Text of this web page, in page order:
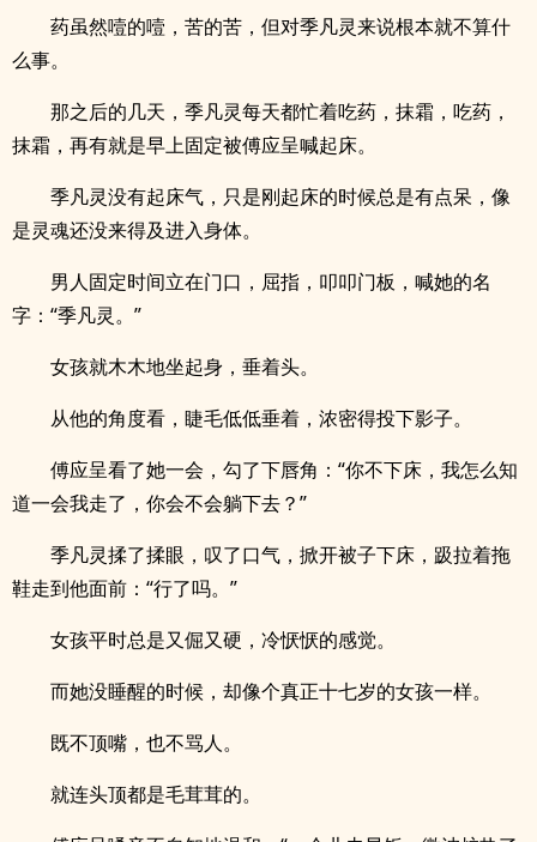
药虽然噎的噎，苦的苦，但对季凡灵来说根本就不算什
么事。
那之后的几天，季凡灵每天都忙着吃药，抹霜，吃药，
抹霜，再有就是早上固定被傅应呈喊起床。
季凡灵没有起床气，只是刚起床的时候总是有点呆，像
是灵魂还没来得及进入身体。
男人固定时间立在门口，屈指，叩叩门板，喊她的名
字：“季凡灵。”
女孩就木木地坐起身，垂着头。
从他的角度看，睫毛低低垂着，浓密得投下影子。
傅应呈看了她一会，勾了下唇角：“你不下床，我怎么知
道一会我走了，你会不会躺下去？”
季凡灵揉了揉眼，叹了口气，掀开被子下床，趿拉着拖
鞋走到他面前：“行了吗。”
女孩平时总是又倔又硬，冷恹恹的感觉。
而她没睡醒的时候，却像个真正十七岁的女孩一样。
既不顶嘴，也不骂人。
就连头顶都是毛茸茸的。